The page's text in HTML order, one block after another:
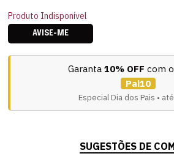
Produto Indisponível
AVISE-ME
Garanta 10% OFF com
Pai10
Especial Dia dos Pais •
SUGESTÕES DE